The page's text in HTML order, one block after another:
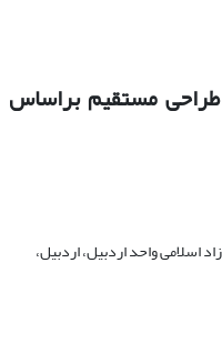
طراحی مستقیم براساس
اسلامی واحد اردبیل، اردبیل،